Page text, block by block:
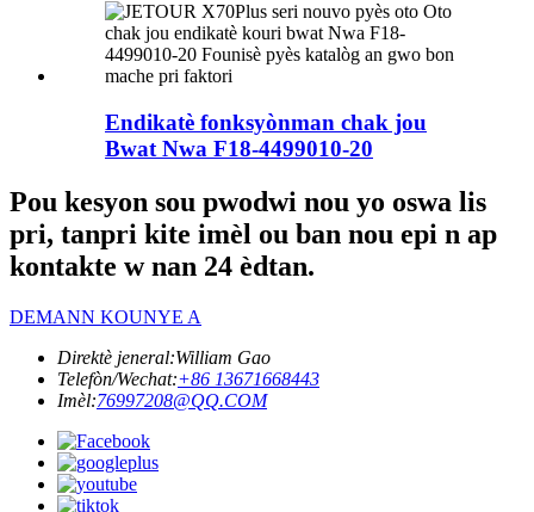
Endikatè fonksyònman chak jou
Bwat Nwa F18-4499010-20
Pou kesyon sou pwodwi nou yo oswa lis
pri, tanpri kite imèl ou ban nou epi n ap
kontakte w nan 24 èdtan.
DEMANN KOUNYE A
Direktè jeneral:William Gao
Telefòn/Wechat:+86 13671668443
Imèl:76997208@QQ.COM